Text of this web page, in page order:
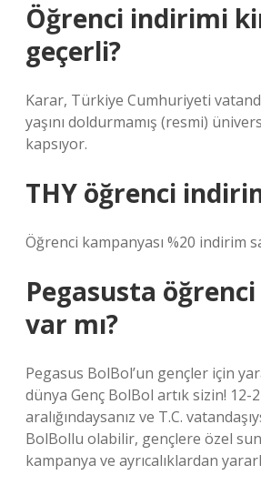
Öğrenci indirimi
geçerli?
Karar, Türkiye Cumhuriyeti
yaşını doldurmamış (resmi)
kapsıyor.
THY öğrenci
Öğrenci kampanyası %20 indirim
Pegasusta
var mı?
Pegasus BolBol’un gençler için
dünya Genç BolBol artık sizin! 12-
aralığındaysanız ve T.C.
BolBollu olabilir, gençlere özel
kampanya ve ayrıcalıklardan